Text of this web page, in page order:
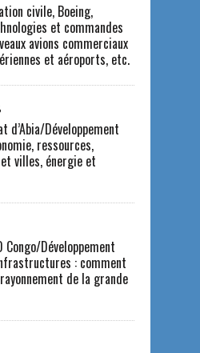
civile, Boeing,
et commandes
avions commerciaux
et aéroports, etc.
d’Abia/Développement
ressources,
villes, énergie et
Développement
: comment
de la grande